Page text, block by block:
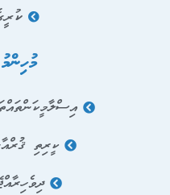
ކީރިތި